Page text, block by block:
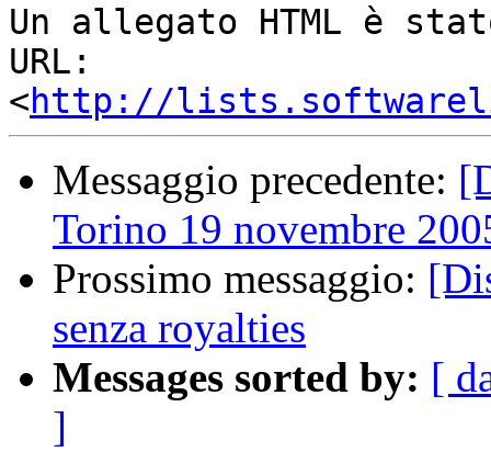
Un allegato HTML è
URL:
<http://
Messaggio precedente:
Torino 19 novembre
Prossimo messaggio:
senza royalties
Messages sorted by: [
]